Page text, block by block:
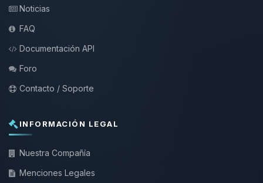
Noticias
FAQ
Documentación API
Foro
Contacto / Soporte
INFORMACIÓN LEGAL
Nuestra Compañía
Menciones Legales